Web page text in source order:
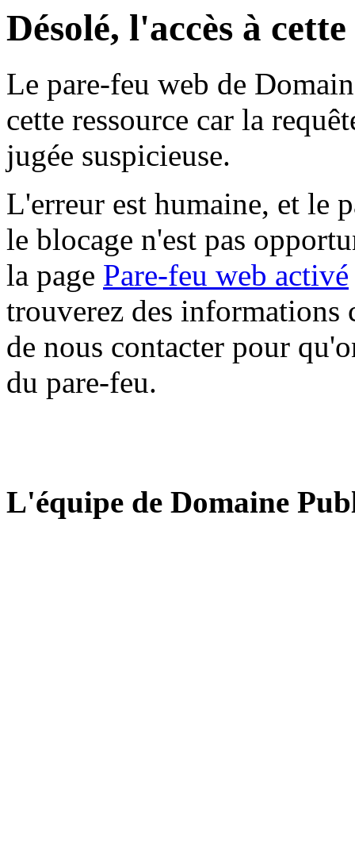
Désolé, l'accès à
Le pare-feu web de
cette ressource car la
jugée suspicieuse.
L'erreur est humaine, et le
le blocage n'est pas
la page Pare-feu web activé
trouverez des informations
de nous contacter pour
du pare-feu.
L'équipe de Domaine